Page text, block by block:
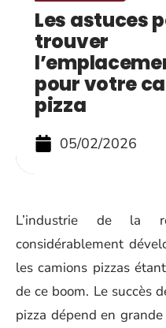
Les astuces
trouver
pour votre
pizza
05/02/2026
L’industrie de la
considérablement
les camions pizzas
de ce boom. Le succès
pizza dépend en